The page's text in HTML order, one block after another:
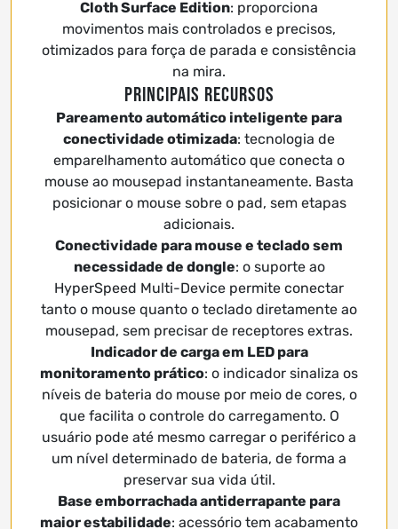
Cloth Surface Edition: proporciona
movimentos mais controlados e precisos,
otimizados para força de parada e consistência
na mira.
Principais recursos
Pareamento automático inteligente para
conectividade otimizada: tecnologia de
emparelhamento automático que conecta o
mouse ao mousepad instantaneamente. Basta
posicionar o mouse sobre o pad, sem etapas
adicionais.
Conectividade para mouse e teclado sem
necessidade de dongle: o suporte ao
HyperSpeed Multi-Device permite conectar
tanto o mouse quanto o teclado diretamente ao
mousepad, sem precisar de receptores extras.
Indicador de carga em LED para
monitoramento prático: o indicador sinaliza os
níveis de bateria do mouse por meio de cores, o
que facilita o controle do carregamento. O
usuário pode até mesmo carregar o periférico a
um nível determinado de bateria, de forma a
preservar sua vida útil.
Base emborrachada antiderrapante para
maior estabilidade: acessório tem acabamento